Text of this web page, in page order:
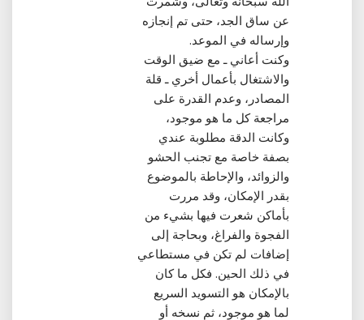
عن ساق الجد، حتى تم إنجازه
وإرساله في الموعد‏.‏
وكنت أعاني ـ مع ضيق الوقت
والاشتغال بأعمال أخري ـ قلة
المصادر، وعدم القدرة على
مراجعة كل ما هو موجود،
وكانت الدقة مطلوبة عندي
بصفة خاصة مع تجنب الحشو
والزوائد، والإحاطة بالموضوع
بقدر الإمكان، وقد مررت
بأماكن شعرت فيها بشيء من
الفجوة والفراغ، وبحاجة إلى
إضافات لم تكن في مستطاعي
في ذلك الحين‏.‏ فكل ما كان
بالإمكان هو التسويد السريع
لما هو موجود، ثم نسخه أو